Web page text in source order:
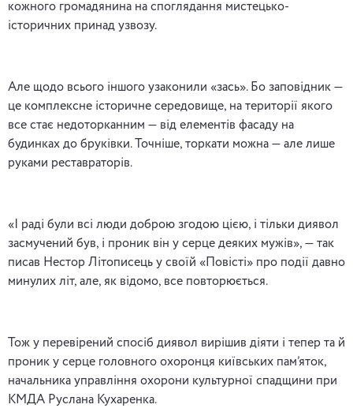
кожного громадянина на споглядання мистецько-
історичних принад узвозу.
Але щодо всього іншого узаконили «зась». Бо заповідник —
це комплексне історичне середовище, на території якого
все стає недоторканним — від елементів фасаду на
будинках до бруківки. Точніше, торкати можна — але лише
руками реставраторів.
«І раді були всі люди доброю згодою цією, і тільки диявол
засмучений був, і проник він у серце деяких мужів», — так
писав Нестор Літописець у своїй «Повісті» про події давно
минулих літ, але, як відомо, все повторюється.
Тож у перевірений спосіб диявол вирішив діяти і тепер та й
проник у серце головного охоронця київських пам’яток,
начальника управління охорони культурної спадщини при
КМДА Руслана Кухаренка.